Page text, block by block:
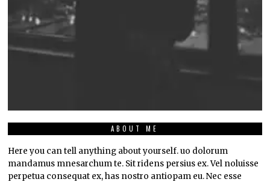
ABOUT ME
Here you can tell anything about yourself. uo dolorum
mandamus mnesarchum te. Sit ridens persius ex. Vel noluisse
perpetua consequat ex, has nostro antiopam eu. Nec esse